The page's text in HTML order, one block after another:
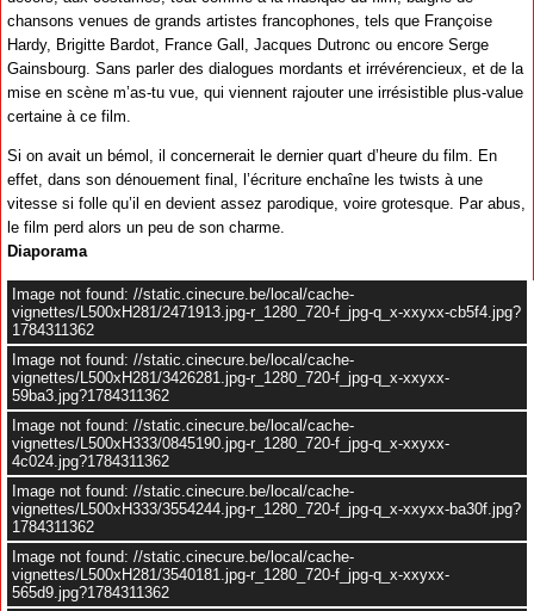
chansons venues de grands artistes francophones, tels que Françoise
Hardy, Brigitte Bardot, France Gall, Jacques Dutronc ou encore Serge
Gainsbourg. Sans parler des dialogues mordants et irrévérencieux, et de la
mise en scène m’as-tu vue, qui viennent rajouter une irrésistible plus-value
certaine à ce film.
Si on avait un bémol, il concernerait le dernier quart d’heure du film. En
effet, dans son dénouement final, l’écriture enchaîne les twists à une
vitesse si folle qu’il en devient assez parodique, voire grotesque. Par abus,
le film perd alors un peu de son charme.
Diaporama
Image not found: //static.cinecure.be/local/cache-
vignettes/L500xH281/2471913.jpg-r_1280_720-f_jpg-q_x-xxyxx-cb5f4.jpg?
1784311362
Image not found: //static.cinecure.be/local/cache-
vignettes/L500xH281/3426281.jpg-r_1280_720-f_jpg-q_x-xxyxx-
59ba3.jpg?1784311362
Image not found: //static.cinecure.be/local/cache-
vignettes/L500xH333/0845190.jpg-r_1280_720-f_jpg-q_x-xxyxx-
4c024.jpg?1784311362
Image not found: //static.cinecure.be/local/cache-
vignettes/L500xH333/3554244.jpg-r_1280_720-f_jpg-q_x-xxyxx-ba30f.jpg?
1784311362
Image not found: //static.cinecure.be/local/cache-
vignettes/L500xH281/3540181.jpg-r_1280_720-f_jpg-q_x-xxyxx-
565d9.jpg?1784311362